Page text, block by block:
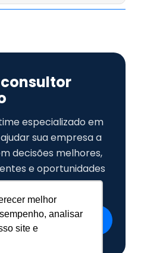
melhor
analisar
site e
especializado em
sua empresa a
decisões melhores,
e oportunidades
nosso time